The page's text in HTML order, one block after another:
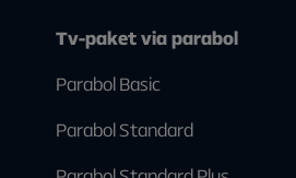
Tv-paket via parabol
Parabol Basic
Parabol Standard